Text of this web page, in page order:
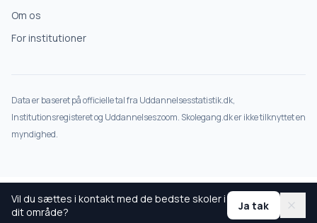
Om os
For institutioner
Data er baseret på officielle tal fra Uddannelsesstatistik.dk,
Institutionsregisteret og Uddannelseszoom. Skolegang.dk er ikke tilknyttet en
myndighed.
Vil du sættes i kontakt med de bedste skoler i
dit område?
Ja tak